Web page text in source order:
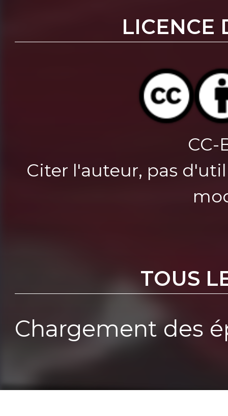
LICENCE
CC-
Citer l'auteur, pas
TOUS
Chargement des